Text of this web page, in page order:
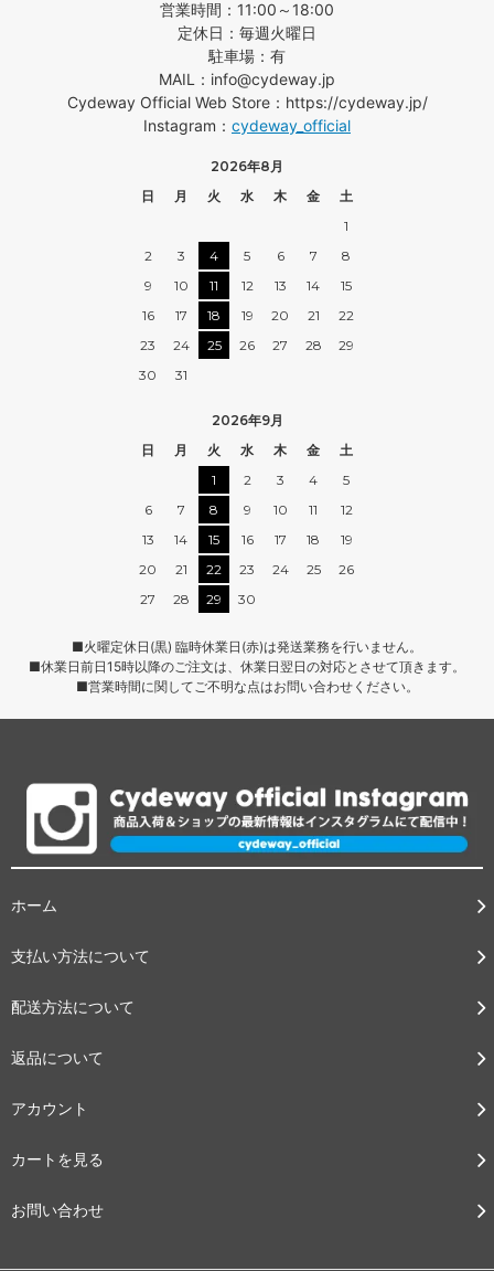
営業時間：11:00～18:00
定休日：毎週火曜日
駐車場：有
MAIL：info@cydeway.jp
Cydeway Official Web Store：https://cydeway.jp/
Instagram： cydeway_official
2026年8月
日
月 火 水 木 金
土
1
2
3 4 5 6 7
8
9
10 11 12 13 14
15
16
17 18 19 20 21
22
23
24 25 26 27 28
29
30
31
2026年9月
日
月 火 水 木 金
土
1
2 3 4
5
6
7 8 9 10 11
12
13
14 15 16 17 18
19
20
21 22 23 24 25
26
27
28 29 30
■火曜定休日(黒) 臨時休業日(赤)は発送業務を行いません。
■休業日前日15時以降のご注文は、休業日翌日の対応とさせて頂きます。
■営業時間に関してご不明な点はお問い合わせください。
ホーム
支払い方法について
配送方法について
返品について
アカウント
カートを見る
お問い合わせ